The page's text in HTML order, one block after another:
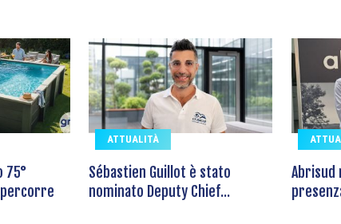
75°
ATTUALITÀ
Sébastien Guillot è stato
nominato Deputy Chief...
Abrisud